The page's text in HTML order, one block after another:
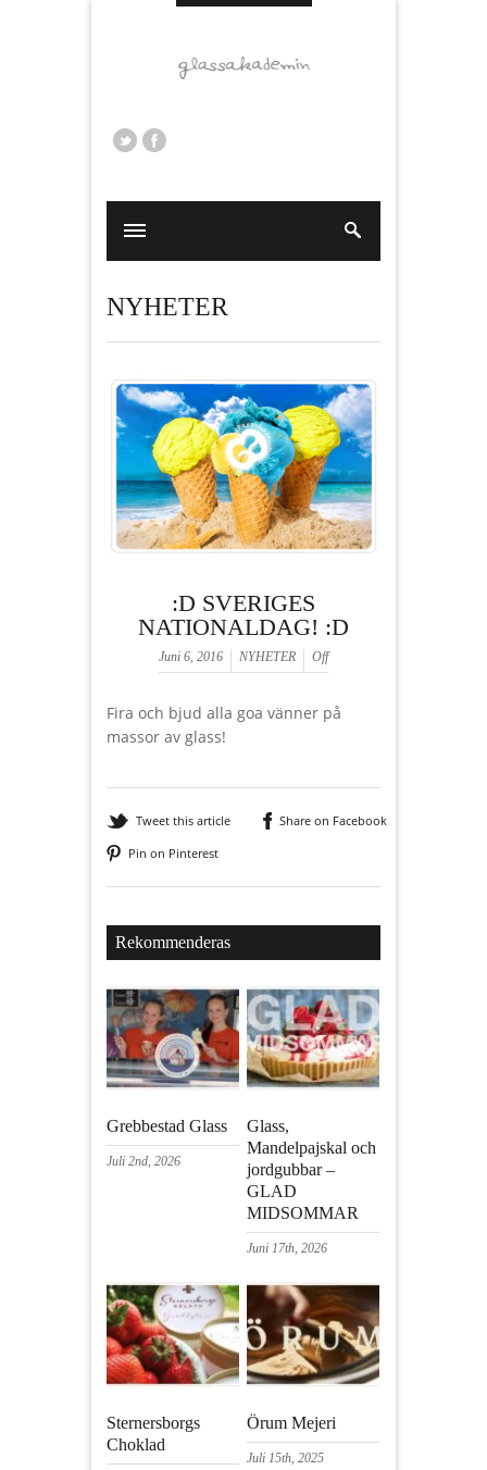
NYHETER
:D SVERIGES
NATIONALDAG! :D
Juni 6, 2016 NYHETER Off
Fira och bjud alla goa vänner på
massor av glass!
Tweet this article
Share on Facebook
Pin on Pinterest
Rekommenderas
Grebbestad Glass
Juli 2nd, 2026
Glass,
Mandelpajskal och
jordgubbar –
GLAD
MIDSOMMAR
Juni 17th, 2026
Sternersborgs
Choklad
Örum Mejeri
Juli 15th, 2025